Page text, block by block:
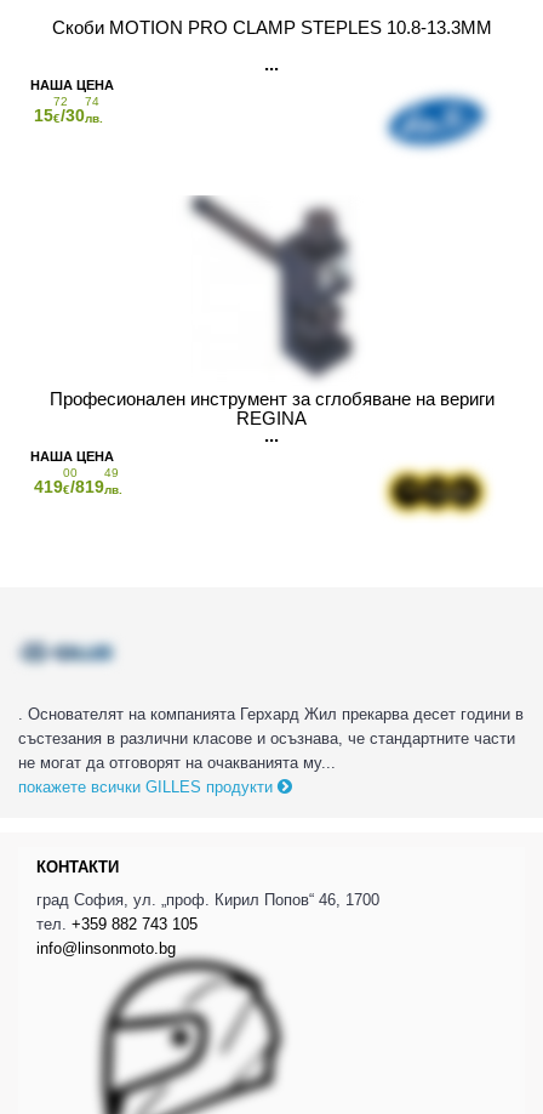
. Основателят на компанията Герхард Жил прекарва десет години в
състезания в различни класове и осъзнава, че стандартните части
не могат да отговорят на очакванията му...
покажете всички GILLES продукти
Скоби MOTION PRO CLAMP STEPLES 10.8-13.3MM
15
72
€/30
74
лв.
Професионален инструмент за сглобяване на вериги
REGINA
419
00
€/819
49
лв.
КОНТАКТИ
град София, ул. „проф. Кирил Попов“ 46, 1700
тел. +359 882 743 105
info@linsonmoto.bg